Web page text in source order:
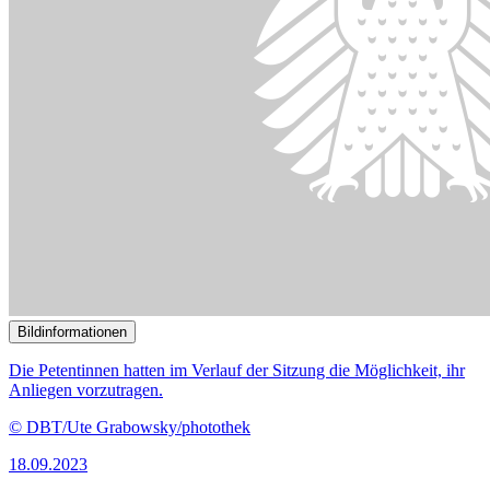
Bildinformationen
Die Petentinnen hatten im Verlauf der Sitzung die Möglichkeit, ihr
Anliegen vorzutragen.
© DBT/Ute Grabowsky/photothek
18.09.2023